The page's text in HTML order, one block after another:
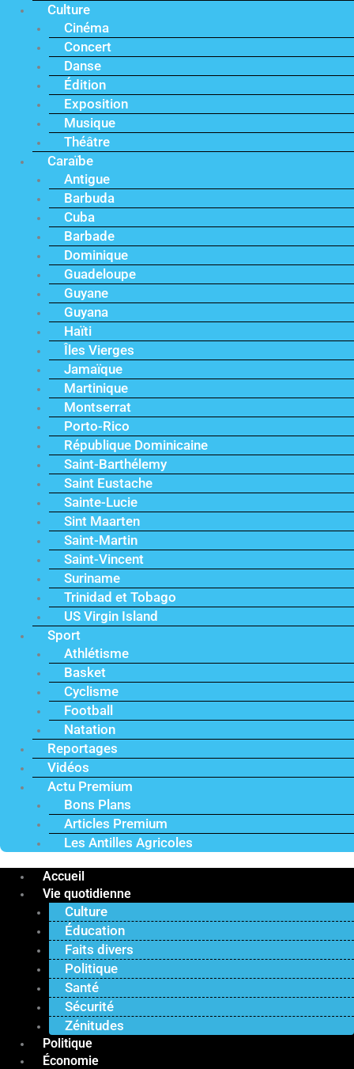
Culture
Cinéma
Concert
Danse
Édition
Exposition
Musique
Théâtre
Caraïbe
Antigue
Barbuda
Cuba
Barbade
Dominique
Guadeloupe
Guyane
Guyana
Haïti
Îles Vierges
Jamaïque
Martinique
Montserrat
Porto-Rico
République Dominicaine
Saint-Barthélemy
Saint Eustache
Sainte-Lucie
Sint Maarten
Saint-Martin
Saint-Vincent
Suriname
Trinidad et Tobago
US Virgin Island
Sport
Athlétisme
Basket
Cyclisme
Football
Natation
Reportages
Vidéos
Actu Premium
Bons Plans
Articles Premium
Les Antilles Agricoles
Accueil
Vie quotidienne
Culture
Éducation
Faits divers
Politique
Santé
Sécurité
Zénitudes
Politique
Économie